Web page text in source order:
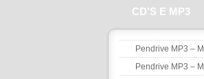
CD’S E MP3
Pendrive MP3 –
Pendrive MP3 –